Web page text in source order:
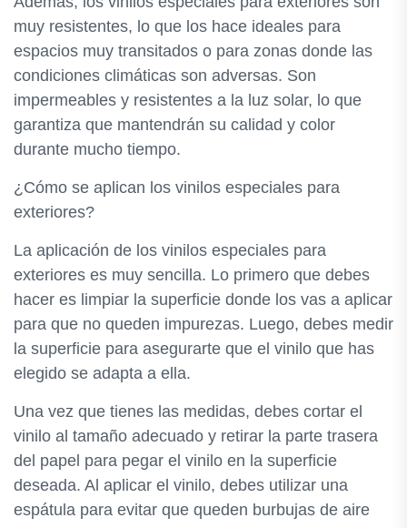
muy resistentes, lo que los hace ideales para
espacios muy transitados o para zonas donde las
condiciones climáticas son adversas. Son
impermeables y resistentes a la luz solar, lo que
garantiza que mantendrán su calidad y color
durante mucho tiempo.
¿Cómo se aplican los vinilos especiales para
exteriores?
La aplicación de los vinilos especiales para
exteriores es muy sencilla. Lo primero que debes
hacer es limpiar la superficie donde los vas a aplicar
para que no queden impurezas. Luego, debes medir
la superficie para asegurarte que el vinilo que has
elegido se adapta a ella.
Una vez que tienes las medidas, debes cortar el
vinilo al tamaño adecuado y retirar la parte trasera
del papel para pegar el vinilo en la superficie
deseada. Al aplicar el vinilo, debes utilizar una
espátula para evitar que queden burbujas de aire